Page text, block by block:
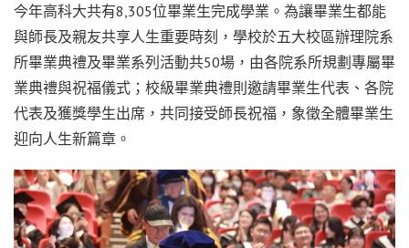
今年高科大共有8,305位畢業生完成學業。為讓畢業生都能
與師長及親友共享人生重要時刻，學校於五大校區辦理院系
所畢業典禮及畢業系列活動共50場，由各院系所規劃專屬畢
業典禮與祝福儀式；校級畢業典禮則邀請畢業生代表、各院
代表及獲獎學生出席，共同接受師長祝福，象徵全體畢業生
迎向人生新篇章。